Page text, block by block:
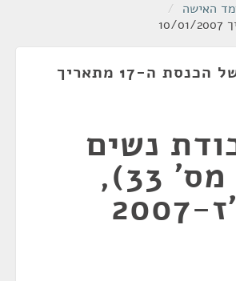
האישה /
ישיבת ועדה של הכנסת ה-17 מתאריך
נשים
(תיקון מס' 33),